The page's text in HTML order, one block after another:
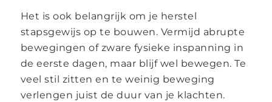
Het is ook belangrijk om je herstel
stapsgewijs op te bouwen. Vermijd abrupte
bewegingen of zware fysieke inspanning in
de eerste dagen, maar blijf wel bewegen. Te
veel stil zitten en te weinig beweging
verlengen juist de duur van je klachten.